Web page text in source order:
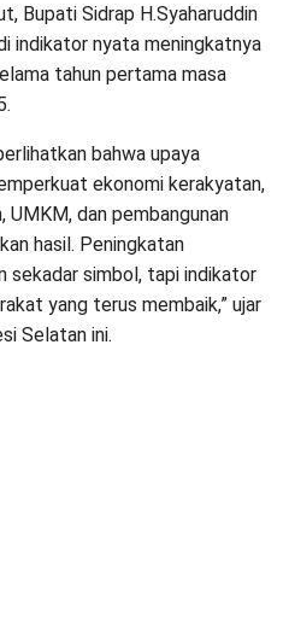
Bupati Sidrap H.Syaharuddin
indikator nyata meningkatnya
tahun pertama masa
bahwa upaya
ekonomi kerakyatan,
dan pembangunan
hasil. Peningkatan
sekadar simbol, tapi indikator
yang terus membaik,” ujar
Selatan ini.